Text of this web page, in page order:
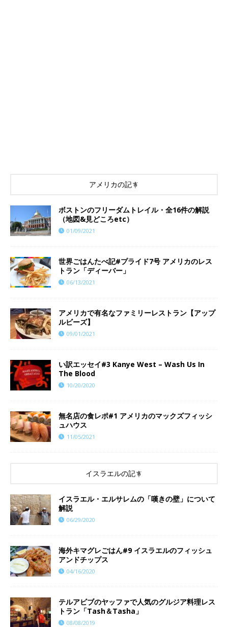
アメリカの記事
ボストンのフリーダムトレイル・全16件の解説
（地図&見どころetc）
01/09/2021
世界ごはんたべ記#プライド7号 アメリカのレス
トラン「ディーバー」
06/13/2021
アメリカで有名なファミリーレストラン【アップ
ルビーズ】
09/01/2021
い訳エッセイ#3 Kanye West – Wash Us In
The Blood
10/20/2020
無名店の食レポ#1 アメリカのマックズフィッシ
ュハウス
11/05/2021
イスラエルの記事
イスラエル・エルサレムの「嘆きの壁」について
解説
06/29/2020
海外キマグレごはん#9 イスラエルのフィッシュ
アンドチップス
04/16/2020
テルアビブのヤッファで人気のグルジア料理レス
トラン「Tash＆Tasha」
08/08/2019